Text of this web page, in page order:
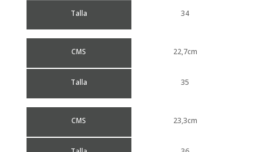
Talla 34
CMS
Talla
22,7cm
35
CMS 23,3cm